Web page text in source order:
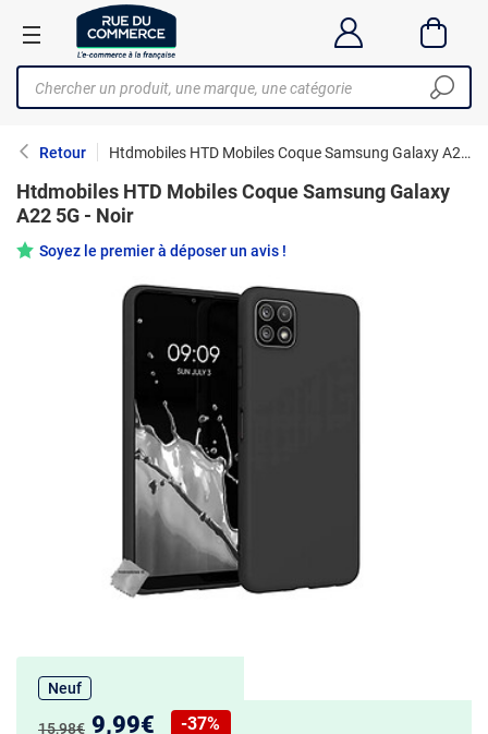
Retour Htdmobiles HTD Mobiles Coque Samsung Galaxy A22 5G - Noir
Htdmobiles HTD Mobiles Coque Samsung Galaxy
A22 5G - Noir
Soyez le premier à déposer un avis !
Neuf
Ancien prix :
15,98€ Nouveau prix :
9,99€
-37%